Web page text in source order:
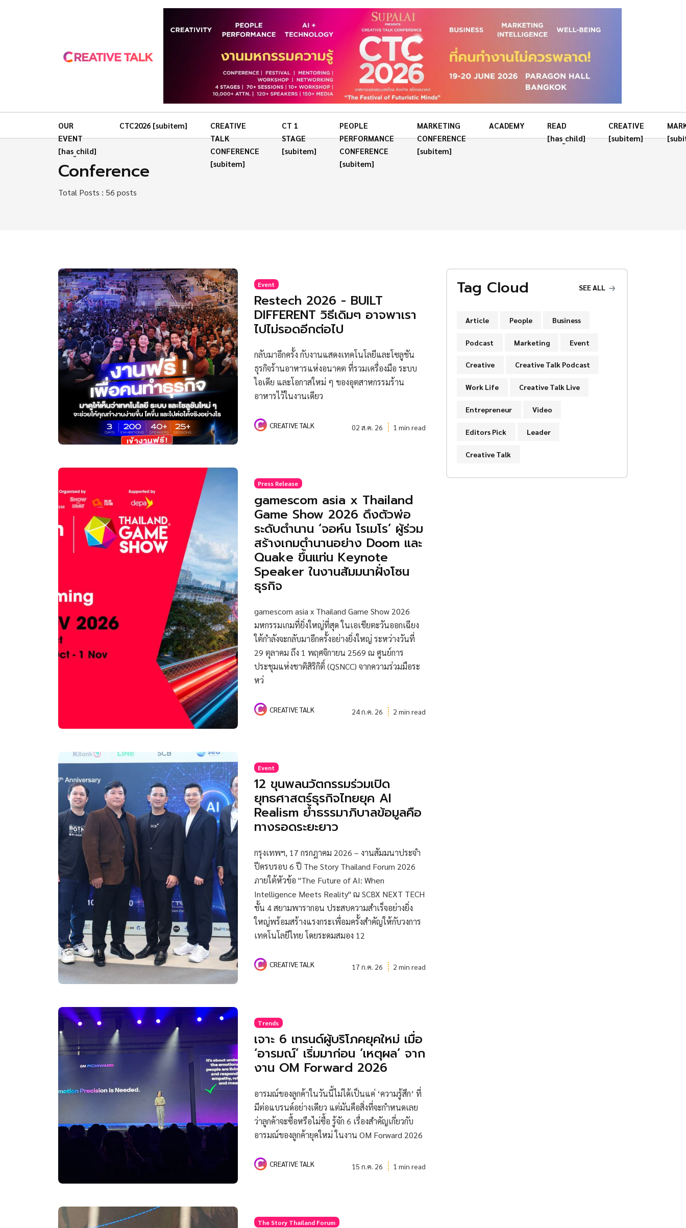
OUR
EVENT
[has_child]
CTC2026 [subitem]
CREATIVE
TALK
CONFERENCE
[subitem]
CT 1
STAGE
[subitem]
PEOPLE
PERFORMANCE
CONFERENCE
[subitem]
MARKETING
CONFERENCE
[subitem]
ACADEMY
READ
[has_child]
CREATIVE
[subitem]
Conference
Total Posts : 56 posts
Event
Restech 2026 - BUILT
DIFFERENT วิธีเดิมๆ อาจพาเรา
ไปไม่รอดอีกต่อไป
กลับมาอีกครั้ง กับงานแสดงเทคโนโลยีและโซลูชัน
ธุรกิจร้านอาหารแห่งอนาคต ที่รวมเครื่องมือ ระบบ
ไอเดีย และโอกาสใหม่ ๆ ของอุตสาหกรรมร้าน
อาหารไว้ในงานเดียว
CREATIVE TALK 02 ส.ค. 26 1 min read
Press Release
gamescom asia x Thailand
Game Show 2026 ดึงตัวพ่อ
ระดับตำนาน ‘จอห์น โรเมโร’ ผู้ร่วม
สร้างเกมตำนานอย่าง Doom และ
Quake ขึ้นแท่น Keynote
Speaker ในงานสัมมนาฝั่งโซน
ธุรกิจ
gamescom asia x Thailand Game Show 2026
มหกรรมเกมที่ยิ่งใหญ่ที่สุด ในเอเชียตะวันออกเฉียง
ใต้กำลังจะกลับมาอีกครั้งอย่างยิ่งใหญ่ ระหว่างวันที่
29 ตุลาคม ถึง 1 พฤศจิกายน 2569 ณ ศูนย์การ
ประชุมแห่งชาติสิริกิติ์ (QSNCC) จากความร่วมมือระ
หว่
CREATIVE TALK 24 ก.ค. 26 2 min read
Event
12 ขุนพลนวัตกรรมร่วมเปิด
ยุทธศาสตร์ธุรกิจไทยยุค AI
Realism ย้ำธรรมาภิบาลข้อมูลคือ
ทางรอดระยะยาว
กรุงเทพฯ, 17 กรกฎาคม 2026 – งานสัมมนาประจำ
ปีครบรอบ 6 ปี The Story Thailand Forum 2026
ภายใต้หัวข้อ "The Future of AI: When
Intelligence Meets Reality" ณ SCBX NEXT TECH
ชั้น 4 สยามพารากอน ประสบความสำเร็จอย่างยิ่ง
ใหญ่พร้อมสร้างแรงกระเพื่อมครั้งสำคัญให้กับวงการ
เทคโนโลยีไทย โดยระดมสมอง 12
CREATIVE TALK 17 ก.ค. 26 2 min read
Trends
เจาะ 6 เทรนด์ผู้บริโภคยุคใหม่ เมื่อ
‘อารมณ์’ เริ่มมาก่อน ‘เหตุผล’ จาก
งาน OM Forward 2026
อารมณ์ของลูกค้าในวันนี้ไม่ได้เป็นแค่ ‘ความรู้สึก’ ที่
มีต่อแบรนด์อย่างเดียว แต่มันคือสิ่งที่จะกำหนดเลย
ว่าลูกค้าจะซื้อหรือไม่ซื้อ รู้จัก 6 เรื่องสำคัญเกี่ยวกับ
อารมณ์ของลูกค้ายุคใหม่ ในงาน OM Forward 2026
CREATIVE TALK 15 ก.ค. 26 1 min read
The Story Thailand Forum
Tag Cloud SEE ALL
Article People Business
Podcast Marketing Event
Creative Creative Talk Podcast
Work Life Creative Talk Live
Entrepreneur Video
Editors Pick Leader
Creative Talk